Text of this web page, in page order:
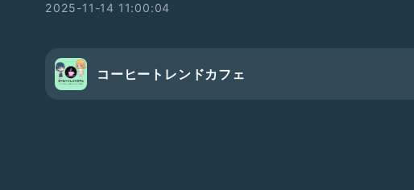
メンバーシップに入りませんか？
「ギフトを贈る」から1か月合計1000コイン以上のギフトを贈る→
2025-11-14 11:00:04
コーヒートレンドカフェ